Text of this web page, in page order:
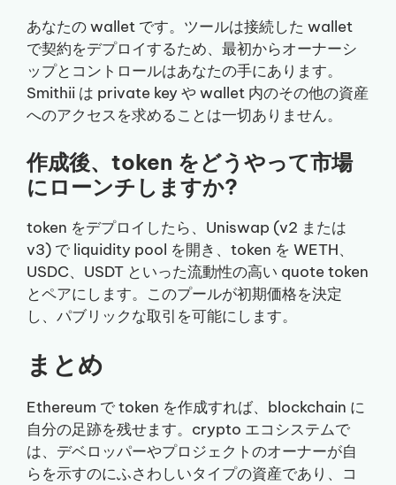
あなたの wallet です。ツールは接続した wallet
で契約をデプロイするため、最初からオーナーシ
ップとコントロールはあなたの手にあります。
Smithii は private key や wallet 内のその他の資産
へのアクセスを求めることは一切ありません。
作成後、token をどうやって市場
にローンチしますか?
token をデプロイしたら、Uniswap (v2 または
v3) で liquidity pool を開き、token を WETH、
USDC、USDT といった流動性の高い quote token
とペアにします。このプールが初期価格を決定
し、パブリックな取引を可能にします。
まとめ
Ethereum で token を作成すれば、blockchain に
自分の足跡を残せます。crypto エコシステムで
は、デベロッパーやプロジェクトのオーナーが自
らを示すのにふさわしいタイプの資産であり、コ